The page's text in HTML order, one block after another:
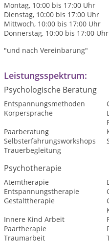
Montag, 10:00 bis 17:00 Uhr
Dienstag, 10:00 bis 17:00 Uhr
Mittwoch, 10:00 bis 17:00 Uhr
Donnerstag, 10:00 bis 17:00 Uhr
"und nach Vereinbarung"
Leistungsspektrum:
Psychologische Beratung
Entspannungsmethoden
Körpersprache
Paarberatung
Selbsterfahrungsworkshops
Trauerbegleitung
Psychotherapie
Atemtherapie
Entspannungstherapie
Gestalttherapie
Innere Kind Arbeit
Paartherapie
Traumarbeit